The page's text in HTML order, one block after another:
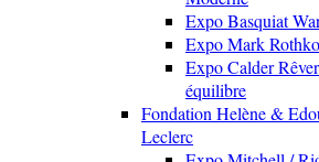
Expo Basquiat
Expo Mark Rothko
Expo Calder
équilibre
Fondation Helène &
Leclerc